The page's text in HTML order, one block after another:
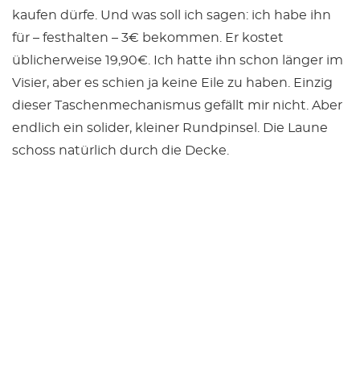
kaufen dürfe. Und was soll ich sagen: ich habe ihn
für – festhalten – 3€ bekommen. Er kostet
üblicherweise 19,90€. Ich hatte ihn schon länger im
Visier, aber es schien ja keine Eile zu haben. Einzig
dieser Taschenmechanismus gefällt mir nicht. Aber
endlich ein solider, kleiner Rundpinsel. Die Laune
schoss natürlich durch die Decke.